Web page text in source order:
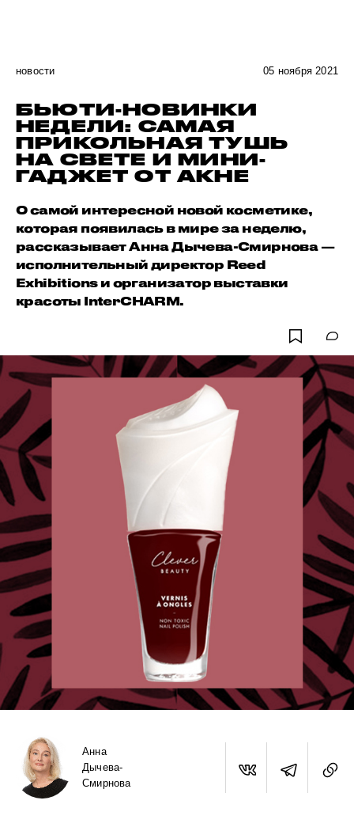
новости 05 ноября 2021
БЬЮТИ-НОВИНКИ
НЕДЕЛИ: САМАЯ
ПРИКОЛЬНАЯ ТУШЬ
НА СВЕТЕ И МИНИ-
ГАДЖЕТ ОТ АКНЕ
О самой интересной новой косметике,
которая появилась в мире за неделю,
рассказывает Анна Дычева-Смирнова —
исполнительный директор Reed
Exhibitions и организатор выставки
красоты InterCHARM.
Анна
Дычева-
Смирнова